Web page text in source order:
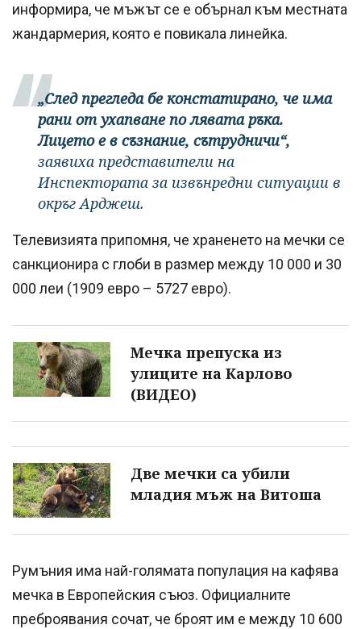
информира, че мъжът се е обърнал към местната
жандармерия, която е повикала линейка.
„След прегледа бе констатирано, че има
рани от ухапване по лявата ръка.
Лицето е в съзнание, сътрудничи“,
заявиха представители на
Инспектората за извънредни ситуации в
окръг Арджеш.
Телевизията припомня, че храненето на мечки се
санкционира с глоби в размер между 10 000 и 30
000 леи (1909 евро – 5727 евро).
Мечка препуска из
улиците на Карлово
(ВИДЕО)
Две мечки са убили
младия мъж на Витоша
Румъния има най-голямата популация на кафява
мечка в Европейския съюз. Официалните
преброявания сочат, че броят им е между 10 600